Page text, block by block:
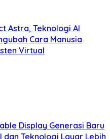
Astra, Teknologi AI
Cara Manusia
Virtual
Display Generasi Baru
dan Teknologi Layar Lebih